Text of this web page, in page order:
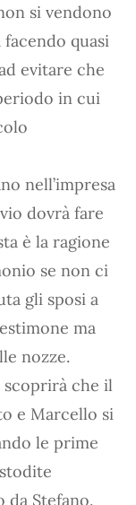
si vendono
quasi
evitare che
in cui
nell’impresa
dovrà fare
è la ragione
se non ci
gli sposi a
ma
nozze.
scoprirà che il
e Marcello si
le prime
da Stefano.